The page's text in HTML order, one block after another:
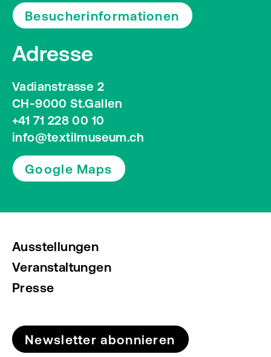
Besucherinformationen
Adresse
Vadianstrasse 2
CH-9000 St.Gallen
+41 71 228 00 10
info@textilmuseum.ch
Google Maps
Ausstellungen
Veranstaltungen
Presse
Newsletter abonnieren